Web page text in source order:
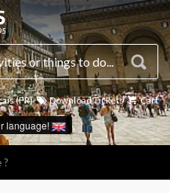
(FR)
language!
Download Tickets Cart
?